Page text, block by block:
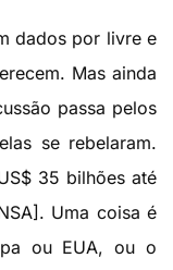
dados por livre e
Mas ainda
passa pelos
se rebelaram.
35 bilhões até
Uma coisa é
ou EUA, ou o